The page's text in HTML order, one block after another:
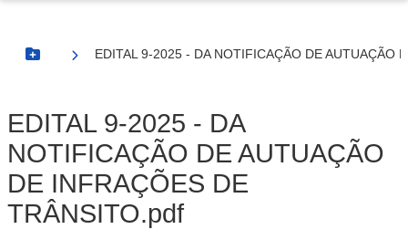
Botão Menu
EDITAL 9-2025 - DA NOTIFICAÇÃO DE AUTUAÇÃO
EDITAL 9-2025 - DA
NOTIFICAÇÃO DE AUTUAÇÃO
DE INFRAÇÕES DE
TRÂNSITO.pdf